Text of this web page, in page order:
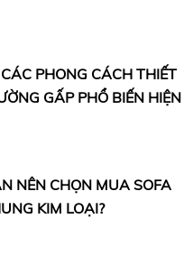
PHONG CÁCH THIẾT
GẤP PHỔ BIẾN HIỆN
NÊN CHỌN MUA SOFA
KIM LOẠI?